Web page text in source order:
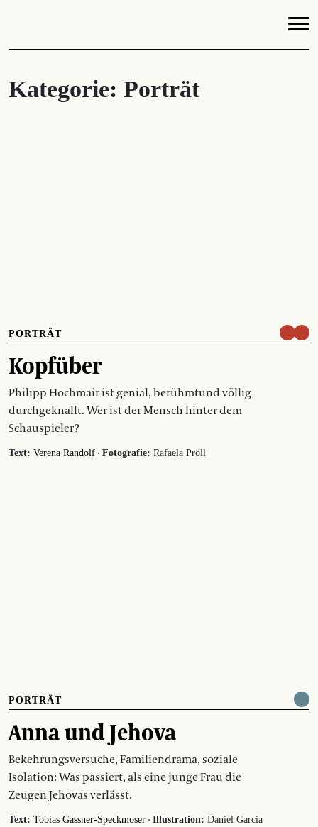
Kategorie: Porträt
PORTRÄT
Kopfüber
Philipp Hochmair ist genial, berühmtund völlig
durchgeknallt. Wer ist der Mensch hinter dem
Schauspieler?
Text: Verena Randolf · Fotografie: Rafaela Pröll
PORTRÄT
Anna und Jehova
Bekehrungsversuche, Familiendrama, soziale
Isolation: Was passiert, als eine junge Frau die
Zeugen Jehovas verlässt.
Text: Tobias Gassner-Speckmoser · Illustration: Daniel Garcia